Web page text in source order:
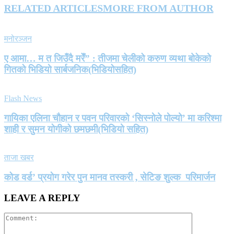
RELATED ARTICLESMORE FROM AUTHOR
मनोरञ्जन
ए आमा… म त जिउँदै मरेँ” : तीजमा चेलीको करुण व्यथा बोकेको
गितको भिडियो सार्बजनिक(भिडियोसहित)
Flash News
गायिका एलिना चौहान र पवन परिवारको ‘सिस्नोले पोल्यो’ मा करिश्मा
शाही र सुमन योगीको छमछमी(भिडियो सहित)
ताजा खबर
कोड वर्ड’ प्रयोग गरेर पुन मानव तस्करी , सेटिङ शुल्क परिमार्जन
LEAVE A REPLY